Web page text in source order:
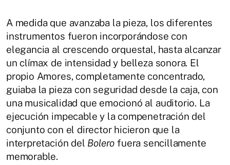
A medida que avanzaba la pieza, los diferentes
instrumentos fueron incorporándose con
elegancia al crescendo orquestal, hasta alcanzar
un clímax de intensidad y belleza sonora. El
propio Amores, completamente concentrado,
guiaba la pieza con seguridad desde la caja, con
una musicalidad que emocionó al auditorio. La
ejecución impecable y la compenetración del
conjunto con el director hicieron que la
interpretación del Bolero fuera sencillamente
memorable.